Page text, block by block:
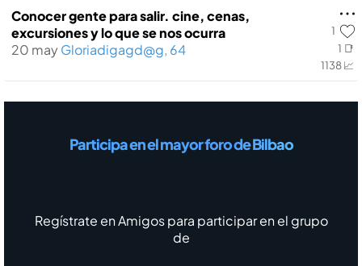
1
1 📑
1138 📈
Conocer gente para salir. cine, cenas,
excursiones y lo que se nos ocurra
20 mayGloriadigagd@g, 64
Participa en el mayor foro de Bilbao
Regístrate en Amigos para participar en el grupo
de